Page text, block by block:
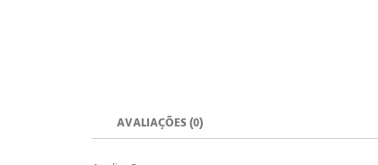
AVALIAÇÕES (0)